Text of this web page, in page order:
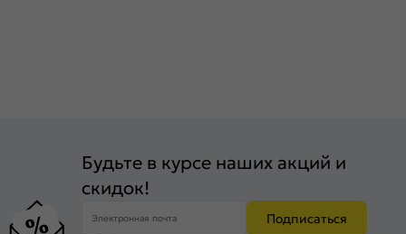
Будьте в курсе наших акций и
скидок!
Электронная почта Подписаться